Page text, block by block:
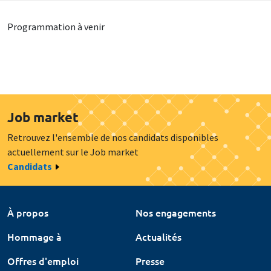
Programmation à venir
Job market
Retrouvez l'ensemble de nos candidats disponibles
actuellement sur le Job market
Candidats
À propos
Nos engagements
Hommage à
Actualités
Offres d'emploi
Presse